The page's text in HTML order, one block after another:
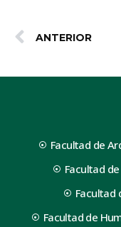
ANTERIOR
Facultad de
Facultad
Facultad
Facultad de